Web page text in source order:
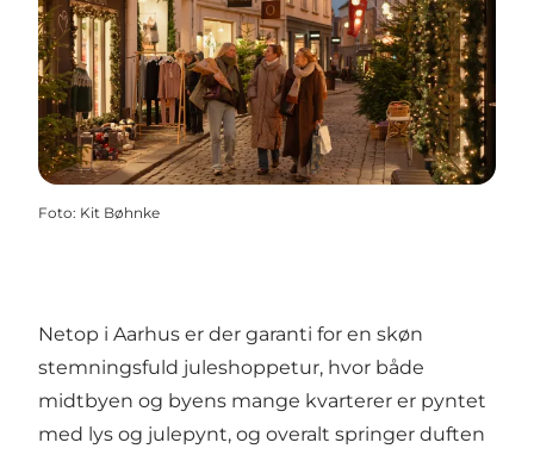
Foto: Kit Bøhnke
Netop i Aarhus er der garanti for en skøn
stemningsfuld juleshoppetur, hvor både
midtbyen og byens mange kvarterer er pyntet
med lys og julepynt, og overalt springer duften